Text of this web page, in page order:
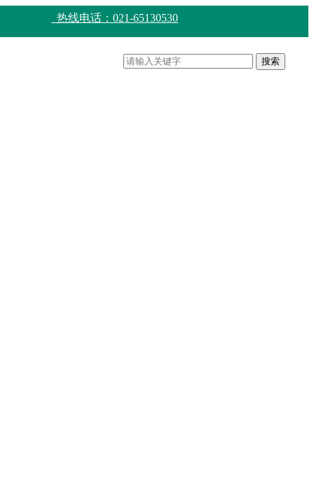
热线电话：021-65130530